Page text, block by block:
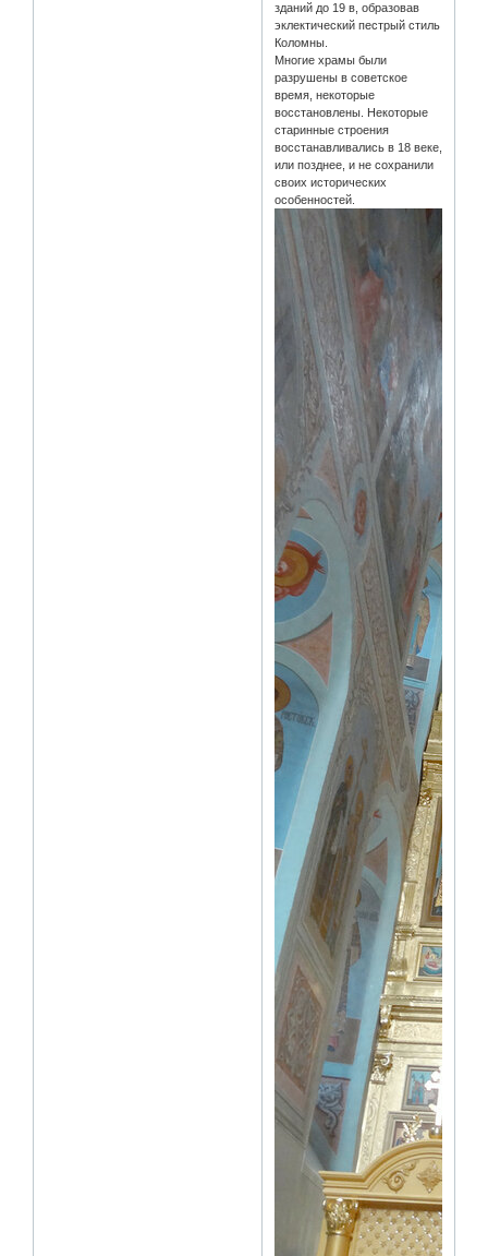
зданий до 19 в, образовав
эклектический пестрый стиль
Коломны.
Многие храмы были
разрушены в советское
время, некоторые
восстановлены. Некоторые
старинные строения
восстанавливались в 18 веке,
или позднее, и не сохранили
своих исторических
особенностей.